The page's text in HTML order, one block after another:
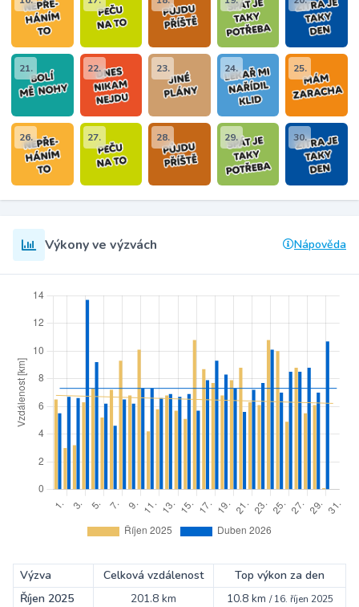
21. 22. 23. 24. 25.
26. 27. 28. 29. 30.
Výkony ve výzvách Nápověda
Výzva Celková vzdálenost
Top výkon za den
Říjen 2025
201.8 km 10.8 km /16. říjen 2025